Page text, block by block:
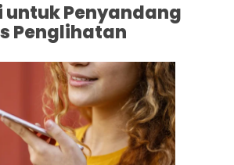
untuk Penyandang
Penglihatan